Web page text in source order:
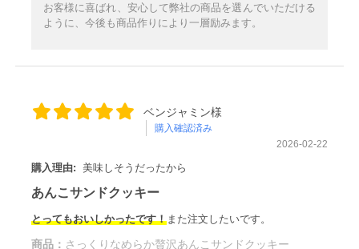
お客様に喜ばれ、安心して弊社の商品を選んでいただける
ように、今後も商品作りにより一層励みます。
ベンジャミン様
購入確認済み
2026-02-22
購入理由: 美味しそうだったから
あんこサンドクッキー
とってもおいしかったです！また注文したいです。
商品： さっくりなめらか贅沢あんこサンドクッキー